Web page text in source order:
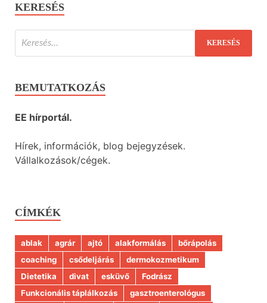
KERESÉS
BEMUTATKOZÁS
EE hírportál.
Hírek, információk, blog bejegyzések.
Vállalkozások/cégek.
CÍMKÉK
ablak agrár ajtó alakformálás
bőrápolás
coaching
csődeljárás
dermokozmetikum
Dietetika
divat esküvő
Fodrász
Funkcionális táplálkozás
gasztroenterológus